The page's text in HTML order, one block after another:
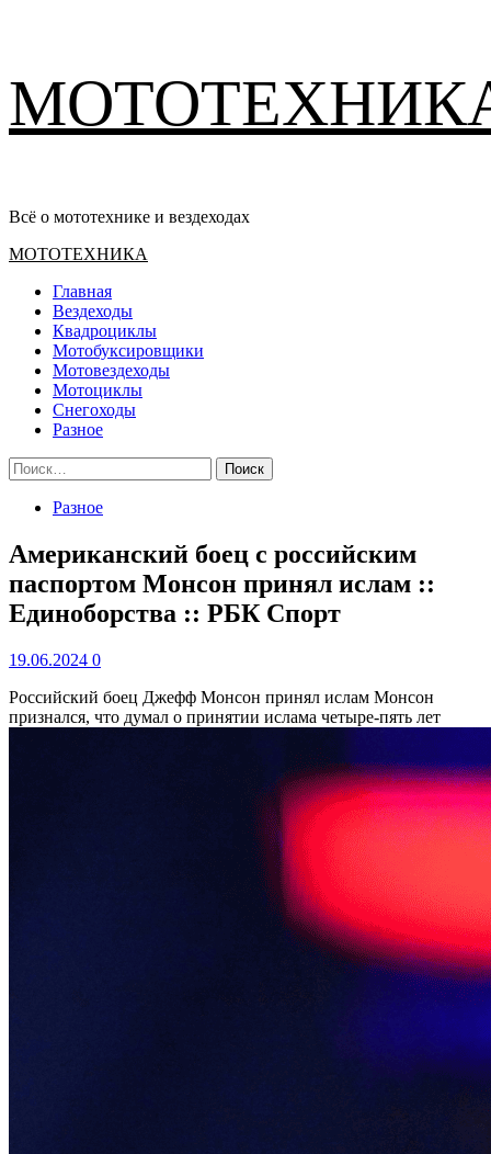
содержимому
Всё о мототехнике и вездеходах
Основное
МОТОТЕХНИКА
Главная
Вездеходы
Квадроциклы
Мотобуксировщики
Мотовездеходы
Мотоциклы
Снегоходы
Разное
Найти:
Разное
Американский боец с российским
паспортом Монсон принял ислам ::
Единоборства :: РБК Спорт
19.06.2024 0
Российский боец Джефф Монсон принял ислам Монсон
признался, что думал о принятии ислама четыре‑пять лет